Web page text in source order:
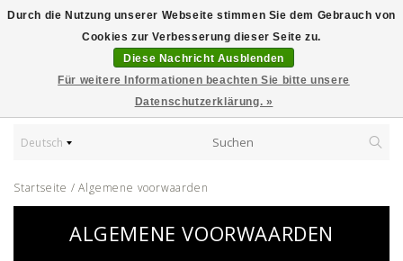
Deutsch
Startseite /Algemene voorwaarden
ALGEMENE VOORWAARDEN
Durch die Nutzung unserer Webseite stimmen Sie dem Gebrauch von
Cookies zur Verbesserung dieser Seite zu.
Diese Nachricht Ausblenden
Für weitere Informationen beachten Sie bitte unsere
Datenschutzerklärung. »